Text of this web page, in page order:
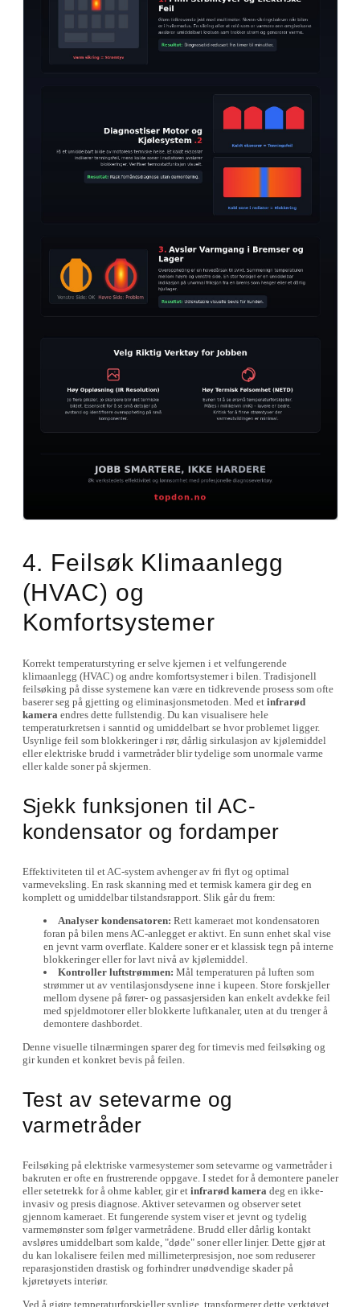
4. Feilsøk Klimaanlegg
(HVAC) og
Komfortsystemer
Korrekt temperaturstyring er selve kjernen i et velfungerende
klimaanlegg (HVAC) og andre komfortsystemer i bilen. Tradisjonell
feilsøking på disse systemene kan være en tidkrevende prosess som ofte
baserer seg på gjetting og eliminasjonsmetoden. Med et infrarød
kamera endres dette fullstendig. Du kan visualisere hele
temperaturkretsen i sanntid og umiddelbart se hvor problemet ligger.
Usynlige feil som blokkeringer i rør, dårlig sirkulasjon av kjølemiddel
eller elektriske brudd i varmetråder blir tydelige som unormale varme
eller kalde soner på skjermen.
Sjekk funksjonen til AC-
kondensator og fordamper
Effektiviteten til et AC-system avhenger av fri flyt og optimal
varmeveksling. En rask skanning med et termisk kamera gir deg en
komplett og umiddelbar tilstandsrapport. Slik går du frem:
Analyser kondensatoren: Rett kameraet mot kondensatoren
foran på bilen mens AC-anlegget er aktivt. En sunn enhet skal vise
en jevnt varm overflate. Kaldere soner er et klassisk tegn på interne
blokkeringer eller for lavt nivå av kjølemiddel.
Kontroller luftstrømmen: Mål temperaturen på luften som
strømmer ut av ventilasjonsdysene inne i kupeen. Store forskjeller
mellom dysene på fører- og passasjersiden kan enkelt avdekke feil
med spjeldmotorer eller blokkerte luftkanaler, uten at du trenger å
demontere dashbordet.
Denne visuelle tilnærmingen sparer deg for timevis med feilsøking og
gir kunden et konkret bevis på feilen.
Test av setevarme og
varmetråder
Feilsøking på elektriske varmesystemer som setevarme og varmetråder i
bakruten er ofte en frustrerende oppgave. I stedet for å demontere paneler
eller setetrekk for å ohme kabler, gir et infrarød kamera deg en ikke-
invasiv og presis diagnose. Aktiver setevarmen og observer setet
gjennom kameraet. Et fungerende system viser et jevnt og tydelig
varmemønster som følger varmetrådene. Brudd eller dårlig kontakt
avsløres umiddelbart som kalde, "døde" soner eller linjer. Dette gjør at
du kan lokalisere feilen med millimeterpresisjon, noe som reduserer
reparasjonstiden drastisk og forhindrer unødvendige skader på
kjøretøyets interiør.
Ved å gjøre temperaturforskjeller synlige, transformerer dette verktøyet